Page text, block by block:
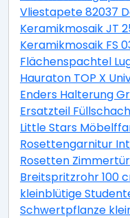
Vliestapete 82037
Keramikmosaik JT
Keramikmosaik FS
Flächenspachtel
Hauraton TOP X
Enders Halterung
Ersatzteil
Little Stars
Rosettengarnitur
Rosetten
Breitspritzrohr 100
kleinblütige
Schwertpflanze